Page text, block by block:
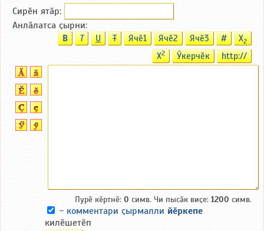
Сирӗн ятӑp:
Анлӑлатса ҫырни:
B T U T Ячӗ1 Ячӗ2 Ячӗ3 # X2
X2 Ӳкерчӗк http://
Пурӗ кӗртнӗ: 0 симв. Чи пысӑк виҫе: 1200 симв.
- комментари ҫырмалли йӗркепе
килӗшетӗп